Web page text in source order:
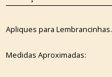
Apliques para Lembrancinhas.
Medidas Aproximadas: